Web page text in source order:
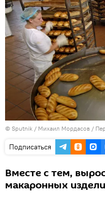
© Sputnik / Михаил Мордасов /
Подписаться
Вместе с тем,
макаронных